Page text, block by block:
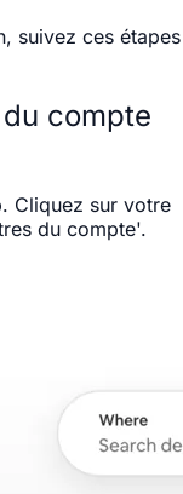
suivez ces étapes
compte
Cliquez sur votre
du compte'.